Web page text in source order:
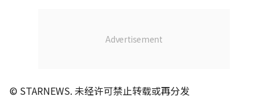
© STARNEWS. 未经许可禁止转载或再分发